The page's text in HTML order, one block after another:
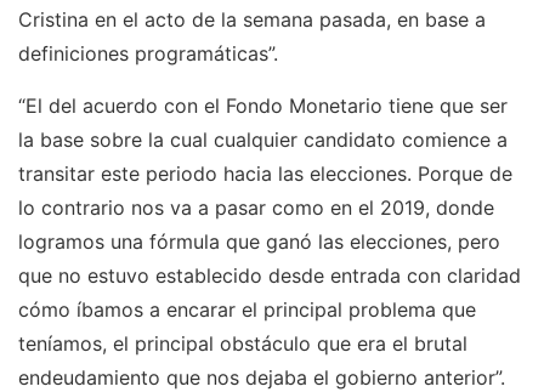
Cristina en el acto de la semana pasada, en base a
definiciones programáticas”.
“El del acuerdo con el Fondo Monetario tiene que ser
la base sobre la cual cualquier candidato comience a
transitar este periodo hacia las elecciones. Porque de
lo contrario nos va a pasar como en el 2019, donde
logramos una fórmula que ganó las elecciones, pero
que no estuvo establecido desde entrada con claridad
cómo íbamos a encarar el principal problema que
teníamos, el principal obstáculo que era el brutal
endeudamiento que nos dejaba el gobierno anterior”.